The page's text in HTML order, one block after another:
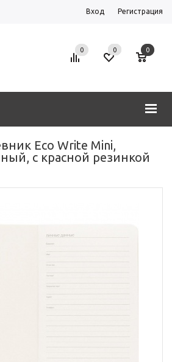
Вход Регистрация
0 0 0
Eco Write Mini,
с красной резинкой